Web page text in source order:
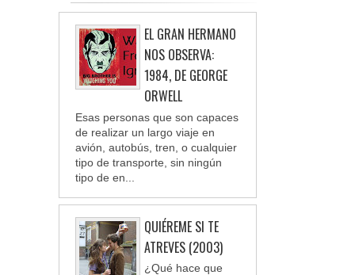
EL GRAN HERMANO
NOS OBSERVA:
1984, DE GEORGE
ORWELL
Esas personas que son capaces
de realizar un largo viaje en
avión, autobús, tren, o cualquier
tipo de transporte, sin ningún
tipo de en...
QUIÉREME SI TE
ATREVES (2003)
¿Qué hace que